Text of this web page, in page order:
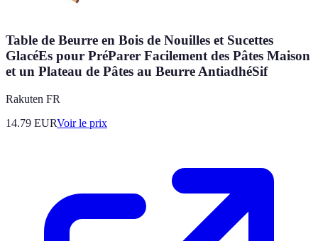
Table de Beurre en Bois de Nouilles et Sucettes
GlacéEs pour PréParer Facilement des Pâtes Maison
et un Plateau de Pâtes au Beurre AntiadhéSif
Rakuten FR
14.79 EURVoir le prix